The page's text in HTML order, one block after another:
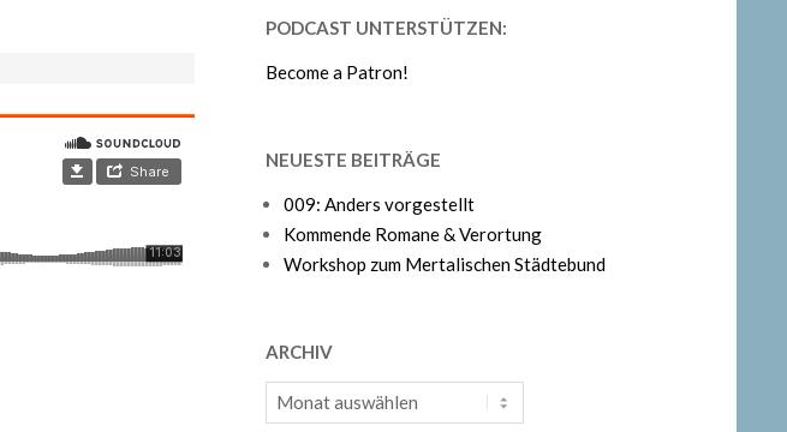
PODCAST UNTERSTÜTZEN:
Become a Patron!
NEUESTE BEITRÄGE
009: Anders vorgestellt
Kommende Romane & Verortung
Workshop zum Mertalischen Städtebund
ARCHIV
Archiv